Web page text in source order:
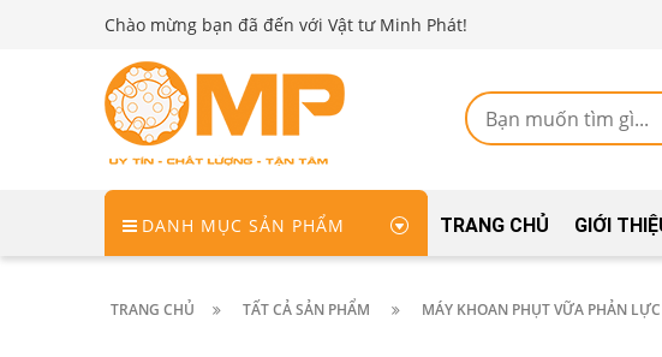
Chào mừng bạn đã đến với Vật tư Minh Phát!
DANH MỤC SẢN PHẨM TRANG CHỦ GIỚI
TRANG CHỦ TẤT CẢ SẢN PHẨM MÁY KHOAN PHỤT VỮA PHẢN